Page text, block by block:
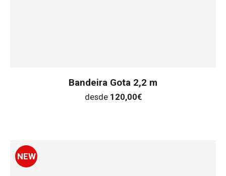
Bandeira Gota 2,2 m
desde 120,00€
NEW